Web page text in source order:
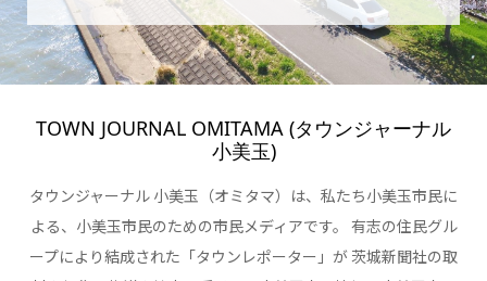
TOWN JOURNAL OMITAMA (タウンジャーナル
小美玉)
タウンジャーナル 小美玉（オミタマ）は、私たち小美玉市民に
よる、小美玉市民のための市民メディアです。 有志の住民グル
ープにより結成された「タウンレポーター」が 茨城新聞社の取